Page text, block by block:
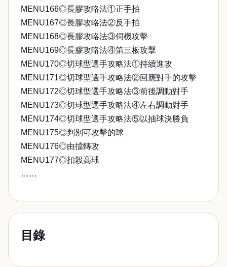
MENU166◎長膠攻略法①正手拍
MENU167◎長膠攻略法②反手拍
MENU168◎長膠攻略法③伺機攻擊
MENU169◎長膠攻略法④第三板攻擊
MENU170◎切球型選手攻略法①持續進攻
MENU171◎切球型選手攻略法②回應對手的攻擊
MENU172◎切球型選手攻略法③前後調動對手
MENU173◎切球型選手攻略法④左右調動對手
MENU174◎切球型選手攻略法⑤以抽球決勝負
MENU175◎判別可攻擊的球
MENU176◎由擋轉攻
MENU177◎扣殺高球
……
目錄